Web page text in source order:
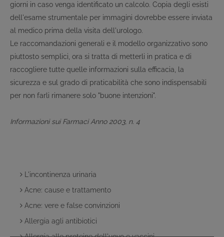
giorni in caso venga identificato un calcolo. Copia degli esisti
dell'esame strumentale per immagini dovrebbe essere inviata
al medico prima della visita dell'urologo.
Le raccomandazioni generali e il modello organizzativo sono
piuttosto semplici, ora si tratta di metterli in pratica e di
raccogliere tutte quelle informazioni sulla efficacia, la
sicurezza e sul grado di praticabilità che sono indispensabili
per non farli rimanere solo "buone intenzioni".
Informazioni sui Farmaci Anno 2003, n. 4
L'incontinenza urinaria
Acne: cause e trattamento
Acne: vere e false convinzioni
Allergia agli antibiotici